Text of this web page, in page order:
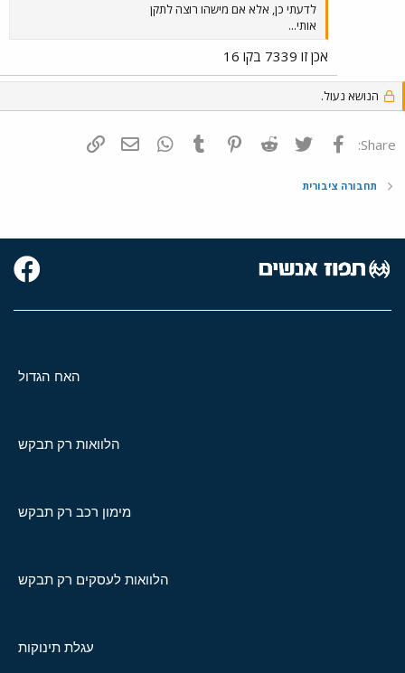
לדעתי כן, אלא אם מישהו רוצה לתקן
אותי...
אכן זו 7339 בקו 16
הנושא נעול.
Share: פייסבוק Twitter
Reddit
Pinterest
Tumblr
WhatsAppדואר אלקטרוני
תחבורה ציבורית
האח הגדול
הלוואות רק תבקש
מימון רכב רק תבקש
הלוואות לעסקים רק תבקש
עגלת תינוקות